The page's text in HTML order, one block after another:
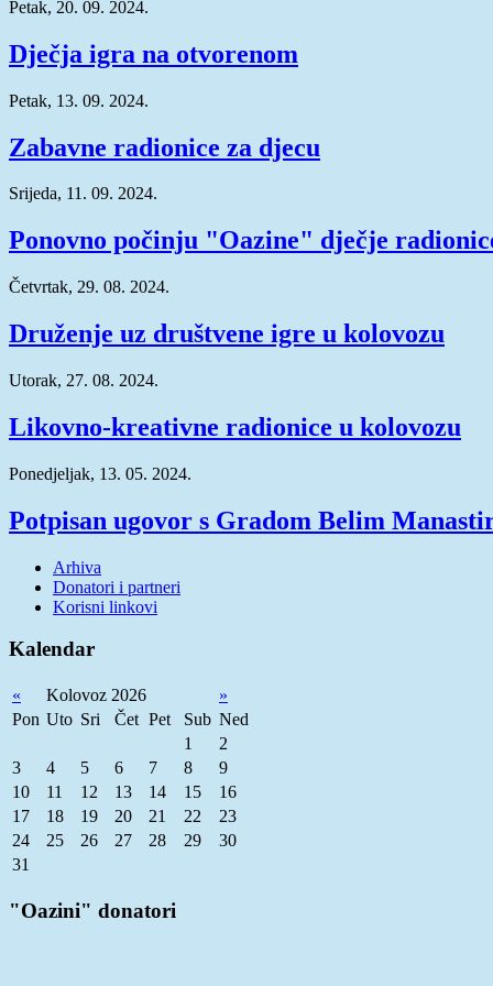
Petak, 20. 09. 2024.
Dječja igra na otvorenom
Petak, 13. 09. 2024.
Zabavne radionice za djecu
Srijeda, 11. 09. 2024.
Ponovno počinju "Oazine" dječje
Četvrtak, 29. 08. 2024.
Druženje uz društvene igre u kolovozu
Utorak, 27. 08. 2024.
Likovno-kreativne radionice u kolovozu
Ponedjeljak, 13. 05. 2024.
Potpisan ugovor s Gradom Belim
Arhiva
Donatori i partneri
Korisni linkovi
Kalendar
« Kolovoz 2026
»
Pon Uto Sri Čet Pet Sub Ned
1
2
3
4 5 6 7 8
9
10
11 12 13 14 15
16
17
18 19 20 21 22
23
24
25 26 27 28 29
30
31
"Oazini" donatori